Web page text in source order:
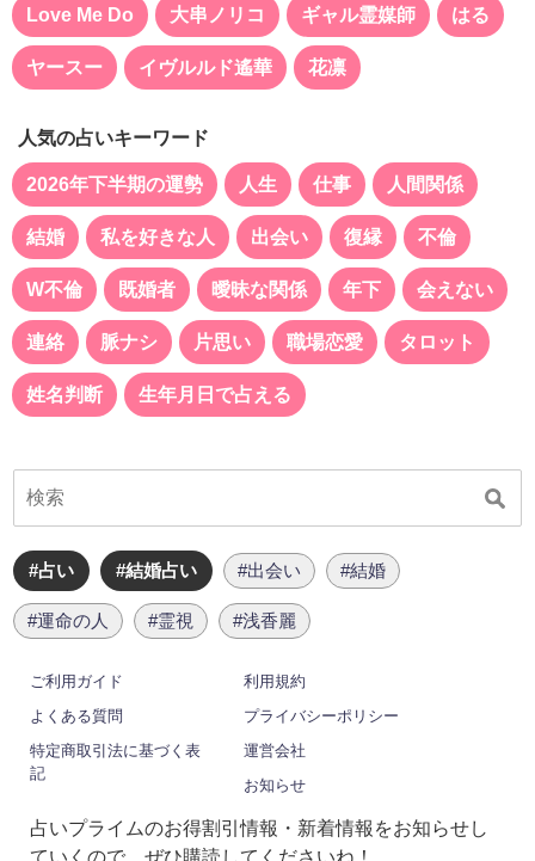
Love Me Do 大串ノリコ ギャル霊媒師 はる
ヤースー イヴルルド遙華 花凛
人気の占いキーワード
2026年下半期の運勢 人生 仕事 人間関係
結婚 私を好きな人 出会い 復縁 不倫
W不倫 既婚者 曖昧な関係 年下 会えない
連絡 脈ナシ 片思い 職場恋愛 タロット
姓名判断 生年月日で占える
#占い #結婚占い #出会い #結婚
#運命の人 #霊視 #浅香麗
ご利用ガイド
利用規約
よくある質問
プライバシーポリシー
特定商取引法に基づく表
記
運営会社
お知らせ
占いプライムのお得割引情報・新着情報をお知らせし